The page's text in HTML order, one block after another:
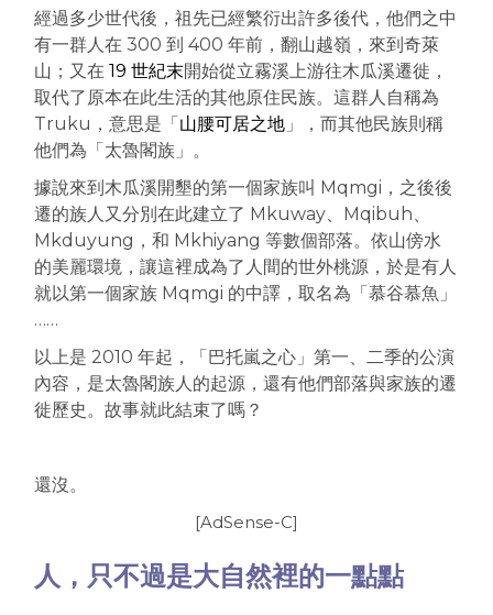
經過多少世代後，祖先已經繁衍出許多後代，他們之中
有一群人在 300 到 400 年前，翻山越嶺，來到奇萊
山；又在19 世紀末開始從立霧溪上游往木瓜溪遷徙，
取代了原本在此生活的其他原住民族。這群人自稱為
Truku，意思是「山腰可居之地 」，而其他民族則稱
他們為「太魯閣族」。
據說來到木瓜溪開墾的第一個家族叫 Mqmgi，之後後
遷的族人又分別在此建立了 Mkuway、Mqibuh、
Mkduyung，和 Mkhiyang 等數個部落。依山傍水
的美麗環境，讓這裡成為了人間的世外桃源，於是有人
就以第一個家族 Mqmgi 的中譯，取名為「慕谷慕魚」
……
以上是 2010 年起，「巴托嵐之心」第一、二季的公演
內容，是太魯閣族人的起源，還有他們部落與家族的遷
徙歷史。故事就此結束了嗎？
還沒。
[AdSense-C]
人，只不過是大自然裡的一點點